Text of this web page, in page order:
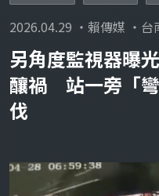
2026.04.29 ・賴傳媒 ・台
另角度監視器曝
釀禍 站一旁「
伐